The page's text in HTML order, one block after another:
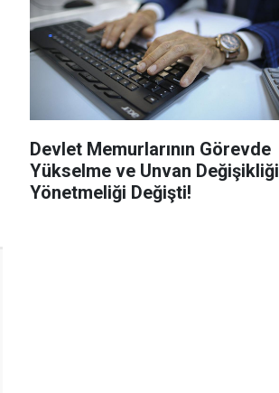
Devlet Memurlarının Görevde
Yükselme ve Unvan Değişikliği
Yönetmeliği Değişti!